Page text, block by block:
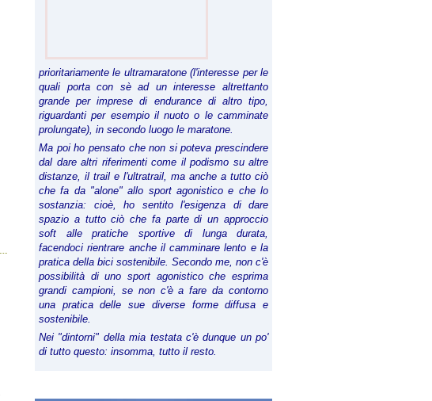
prioritariamente le ultramaratone (l'interesse per le
quali porta con sè ad un interesse altrettanto
grande per imprese di endurance di altro tipo,
riguardanti per esempio il nuoto o le camminate
prolungate), in secondo luogo le maratone.
Ma poi ho pensato che non si poteva prescindere
dal dare altri riferimenti come il podismo su altre
distanze, il trail e l'ultratrail, ma anche a tutto ciò
che fa da "alone" allo sport agonistico e che lo
sostanzia: cioè, ho sentito l'esigenza di dare
spazio a tutto ciò che fa parte di un approccio
soft alle pratiche sportive di lunga durata,
facendoci rientrare anche il camminare lento e la
pratica della bici sostenibile. Secondo me, non c'è
possibilità di uno sport agonistico che esprima
grandi campioni, se non c'è a fare da contorno
una pratica delle sue diverse forme diffusa e
sostenibile.
Nei "dintorni" della mia testata c'è dunque un po'
di tutto questo: insomma, tutto il resto.